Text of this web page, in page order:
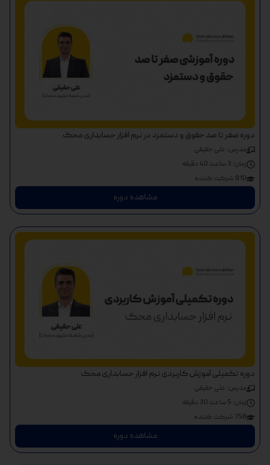
دوره صفر تا صد حقوق و دستمزد در نرم افزار حسابداری محک
مدرس: علی حقیقی
زمان: 3 ساعت 40 دقیقه
810 شرکت کننده
مشاهده دوره
دوره تکمیلی آموزش کاربردی نرم افزار حسابداری محک
مدرس: علی حقیقی
زمان: 5 ساعت 30 دقیقه
758 شرکت کننده
مشاهده دوره